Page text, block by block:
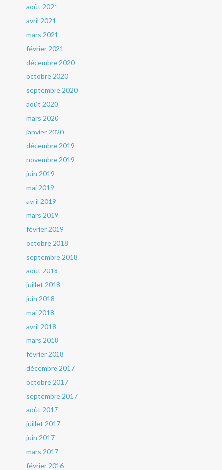
août 2021
avril 2021
mars 2021
février 2021
décembre 2020
octobre 2020
septembre 2020
août 2020
mars 2020
janvier 2020
décembre 2019
novembre 2019
juin 2019
mai 2019
avril 2019
mars 2019
février 2019
octobre 2018
septembre 2018
août 2018
juillet 2018
juin 2018
mai 2018
avril 2018
mars 2018
février 2018
décembre 2017
octobre 2017
septembre 2017
août 2017
juillet 2017
juin 2017
mars 2017
février 2016